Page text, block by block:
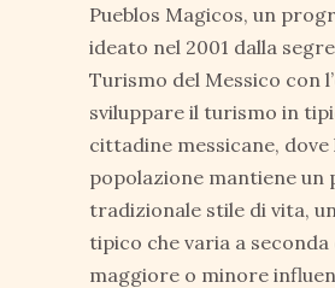
Pueblos Magicos, un
ideato nel 2001 dalla
Turismo del Messico con
sviluppare il turismo in
cittadine messicane, dove
popolazione mantiene un
tradizionale stile di vita,
tipico che varia a seconda
maggiore o minore